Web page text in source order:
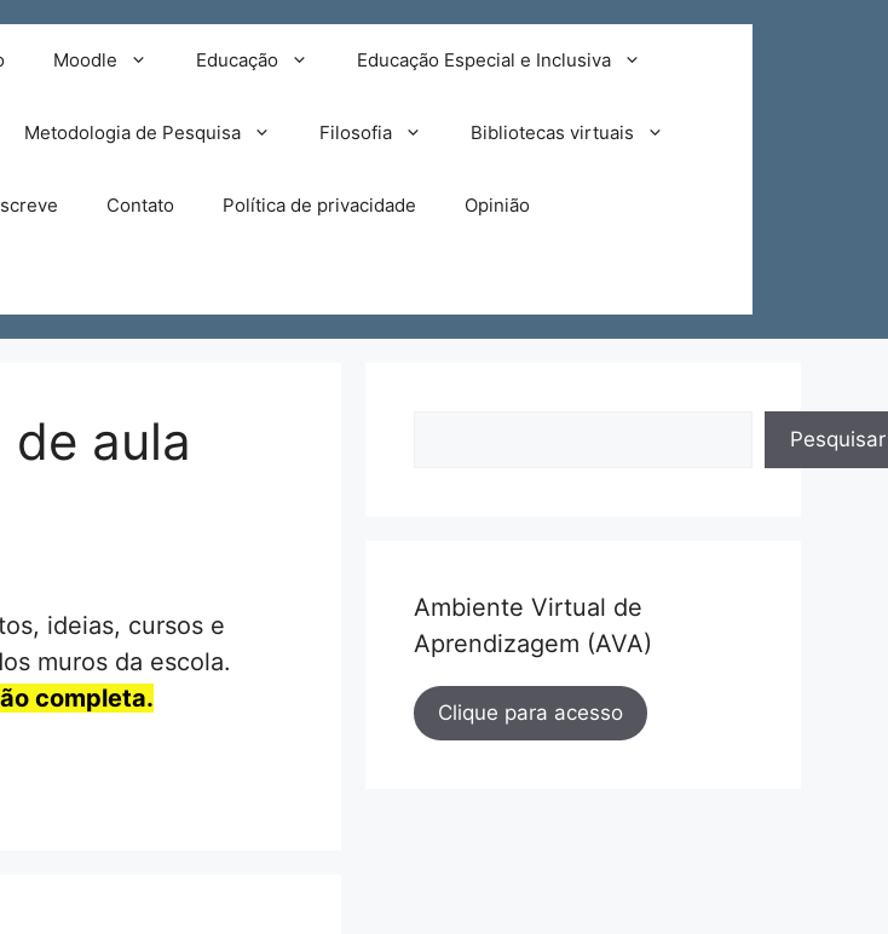
Moodle Educação Educação Especial e Inclusiva
Metodologia de Pesquisa Filosofia Bibliotecas virtuais
Contato Política de privacidade Opinião
aula
ideias, cursos e
muros da escola.
completa.
Pesquisar
Ambiente Virtual de
Aprendizagem (AVA)
Clique para acesso